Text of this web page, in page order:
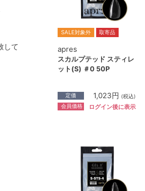
SALE対象外 取寄品
apres
スカルプテッド スティレ
ット(S) ＃0 50P
定価 1,023円 (税込)
会員価格 ログイン後に表示
して